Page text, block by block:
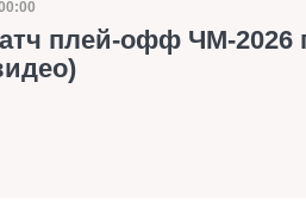
плей-офф ЧМ-2026